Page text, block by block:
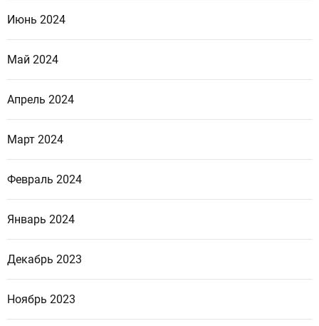
Июнь 2024
Май 2024
Апрель 2024
Март 2024
Февраль 2024
Январь 2024
Декабрь 2023
Ноябрь 2023